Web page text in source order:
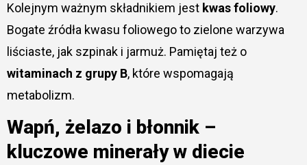
Kolejnym ważnym składnikiem jest kwas foliowy.
Bogate źródła kwasu foliowego to zielone warzywa
liściaste, jak szpinak i jarmuż. Pamiętaj też o
witaminach z grupy B, które wspomagają
metabolizm.
Wapń, żelazo i błonnik –
kluczowe minerały w diecie